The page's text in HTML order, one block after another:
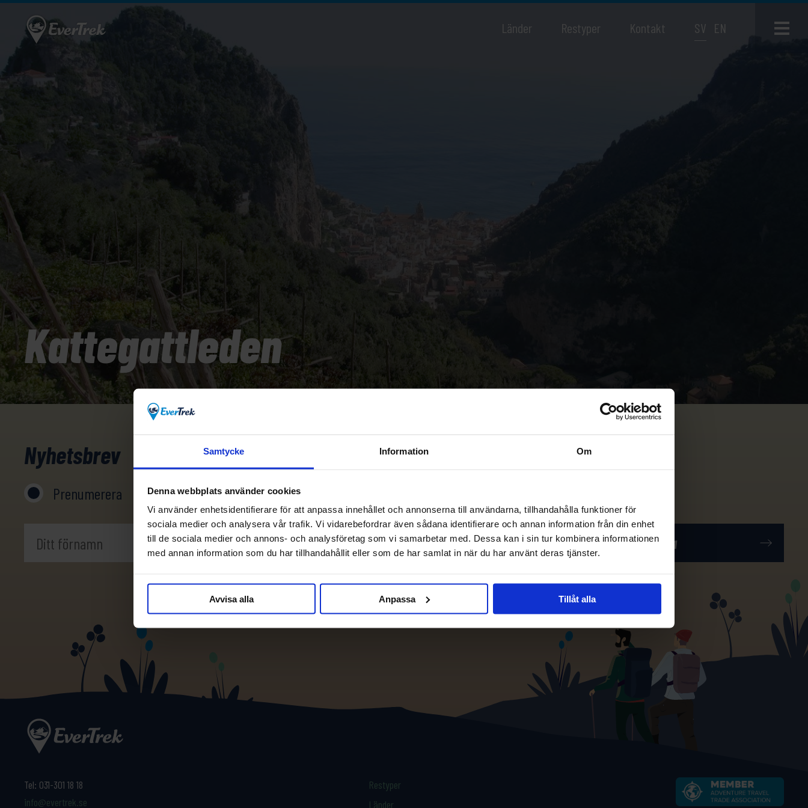
Samtycke Information Om
Denna webbplats använder cookies
Vi använder enhetsidentifierare för att anpassa innehållet och annonserna till användarna, tillhandahålla funktioner för
sociala medier och analysera vår trafik. Vi vidarebefordrar även sådana identifierare och annan information från din enhet
till de sociala medier och annons- och analysföretag som vi samarbetar med. Dessa kan i sin tur kombinera informationen
med annan information som du har tillhandahållit eller som de har samlat in när du har använt deras tjänster.
Avvisa alla Anpassa Tillåt alla
Länder Restyper Kontakt SV EN
Kattegattleden
Nyhetsbrev
Prenumerera Avprenumerera
Tel: 031-301 18 18
info@evertrek.se
Restyper
Länder